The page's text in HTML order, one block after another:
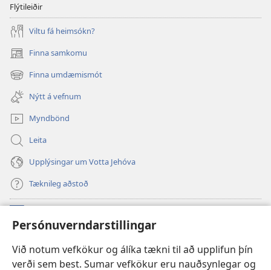
Persónuverndarstillingar
Við notum vefkökur og álíka tækni til að upplifun þín
verði sem best. Sumar vefkökur eru nauðsynlegar og
Flýtileiðir
Viltu fá heimsókn?
Finna samkomu
(opnast
í
nýjum
glugga)
Finna umdæmismót
(opnast
nýjum
glugga)
Nýtt á vefnum
Myndbönd
Leita
Upplýsingar um Votta Jehóva
Tæknileg aðstoð
(opnast
glugga)
VEFBÓKASAFN Varðturnsins
(opnast